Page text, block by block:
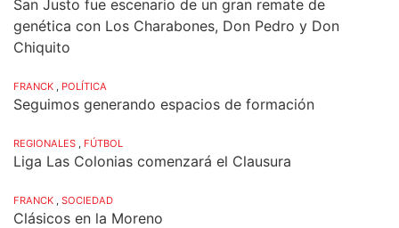
San Justo fue escenario de un gran remate de
genética con Los Charabones, Don Pedro y Don
Chiquito
FRANCK , POLÍTICA
Seguimos generando espacios de formación
REGIONALES , FÚTBOL
Liga Las Colonias comenzará el Clausura
FRANCK , SOCIEDAD
Clásicos en la Moreno